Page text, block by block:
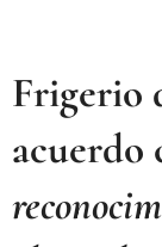
Frigerio
acuerdo